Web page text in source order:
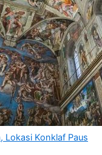
Lokasi Konklaf Paus